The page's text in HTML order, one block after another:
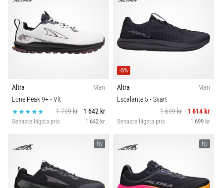
Altra
Män
Lone Peak 9+- Vit
1 799 kr
1 642 kr
Senaste lägsta pris 1 642 kr
-5%
Altra
Män
Escalante 5- Svart
1 699 kr
1 614 kr
Senaste lägsta pris 1 699 kr
Ny Ny